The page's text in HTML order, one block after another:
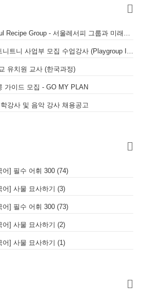
[채용공고] 서울레서피 Seoul Recipe Group - 서울레서피 그룹과 미래를 함께할 유능한 인재를 모십니다
[채용공고] 대교 홍콩법인 트니트니 사업부 모집 수업강사 (Playgroup Instructor)
유치원 교사 (한국과정)
가이드 모집 - GO MY PLAN
강사 및 음악 강사 채용공고
] 필수 어휘 300 (74)
어] 사물 묘사하기 (3)
] 필수 어휘 300 (73)
어] 사물 묘사하기 (2)
어] 사물 묘사하기 (1)